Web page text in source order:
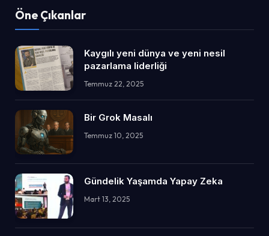
Öne Çıkanlar
Kaygılı yeni dünya ve yeni nesil
pazarlama liderliği
Temmuz 22, 2025
Bir Grok Masalı
Temmuz 10, 2025
Gündelik Yaşamda Yapay Zeka
Mart 13, 2025